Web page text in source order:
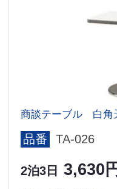
商談テーブル 白角
品番 TA-026
2泊3日 3,630